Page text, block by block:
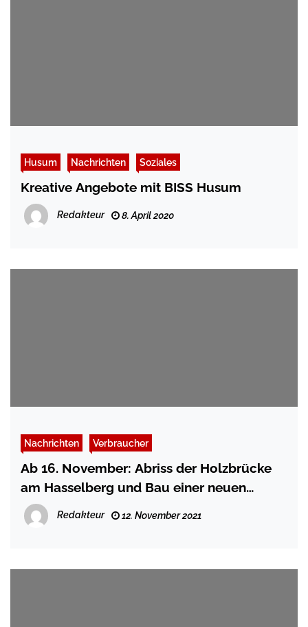
Husum Nachrichten Soziales
Kreative Angebote mit BISS Husum
Redakteur 8. April 2020
Nachrichten Verbraucher
Ab 16. November: Abriss der Holzbrücke
am Hasselberg und Bau einer neuen
Brücke
Redakteur 12. November 2021